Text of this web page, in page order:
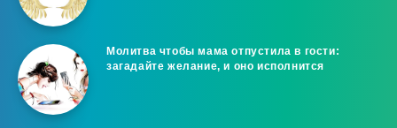
Молитва чтобы мама отпустила в гости:
загадайте желание, и оно исполнится